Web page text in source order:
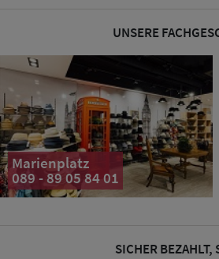
UNSERE
Marienplatz
089 - 89 05 84 01
SICHER